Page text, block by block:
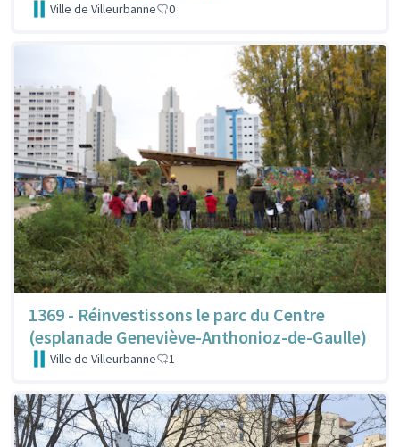
Ville de Villeurbanne 0
1369 - Réinvestissons le parc du Centre
(esplanade Geneviève-Anthonioz-de-Gaulle)
Ville de Villeurbanne 1